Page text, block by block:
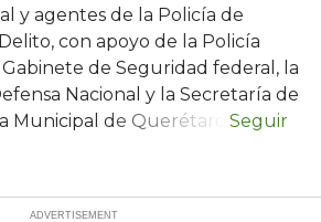
y agentes de la Policía de
con apoyo de la Policía
Gabinete de Seguridad federal, la
Nacional y la Secretaría de
Municipal de Querétaro.